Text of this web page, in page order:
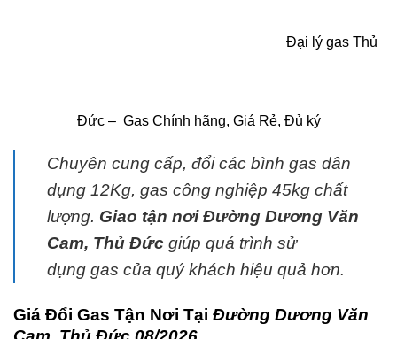
Đại lý gas Thủ
Đức– Gas Chính hãng, Giá Rẻ, Đủ ký
Chuyên cung cấp, đổi các bình gas dân
dụng 12Kg, gas công nghiệp 45kg chất
lượng. Giao tận nơi Đường Dương Văn
Cam, Thủ Đức giúp quá trình sử
dụng gas của quý khách hiệu quả hơn.
Giá Đổi Gas Tận Nơi Tại Đường Dương Văn